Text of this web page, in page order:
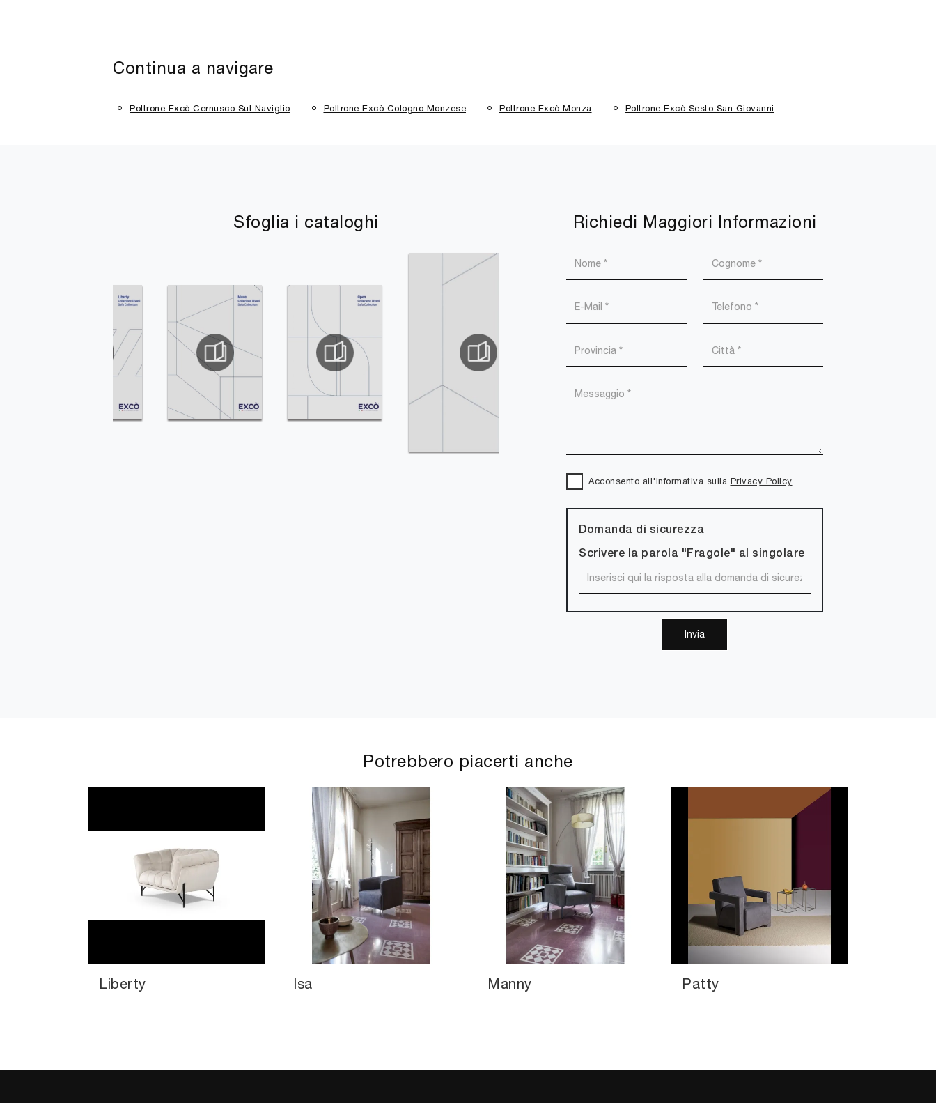
Continua a navigare
Poltrone Excò Cernusco Sul Naviglio Poltrone Excò Cologno Monzese Poltrone Excò Monza Poltrone Excò Sesto San Giovanni
Sfoglia i cataloghi Richiedi Maggiori Informazioni
Acconsento all'informativa sulla Privacy Policy
Domanda di sicurezza
Scrivere la parola "Fragole" al singolare
Invia
Potrebbero piacerti anche
Liberty Isa Manny Patty